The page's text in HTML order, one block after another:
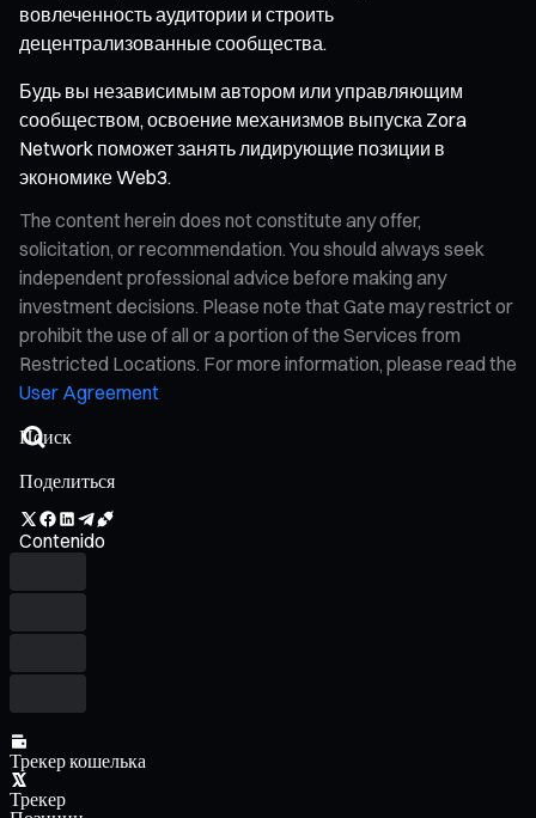
вовлеченность аудитории и строить
децентрализованные сообщества.
Будь вы независимым автором или управляющим
сообществом, освоение механизмов выпуска Zora
Network поможет занять лидирующие позиции в
экономике Web3.
The content herein does not constitute any offer,
solicitation, or recommendation. You should always seek
independent professional advice before making any
investment decisions. Please note that Gate may restrict or
prohibit the use of all or a portion of the Services from
Restricted Locations. For more information, please read the
User Agreement
Поделиться
Contenido
Трекер кошелька
Трекер